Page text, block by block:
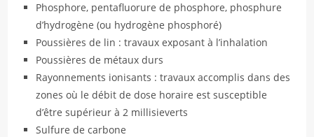
Phosphore, pentafluorure de phosphore, phosphure
d’hydrogène (ou hydrogène phosphoré)
Poussières de lin : travaux exposant à l’inhalation
Poussières de métaux durs
Rayonnements ionisants : travaux accomplis dans des
zones où le débit de dose horaire est susceptible
d’être supérieur à 2 millisieverts
Sulfure de carbone